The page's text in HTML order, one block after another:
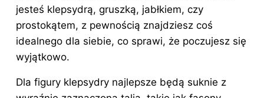
jesteś klepsydrą, gruszką, jabłkiem, czy
prostokątem, z pewnością znajdziesz coś
idealnego dla siebie, co sprawi, że poczujesz się
wyjątkowo.
Dla figury klepsydry najlepsze będą suknie z